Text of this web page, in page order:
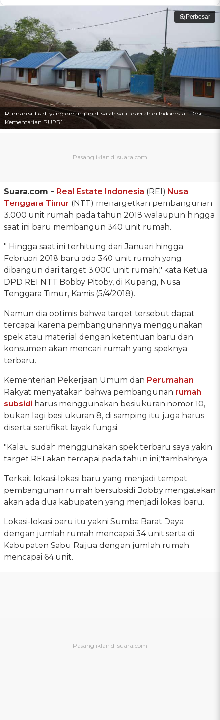
Perbesar
Rumah subsidi yang dibangun di salah satu daerah di Indonesia. [Dok
Kementerian PUPR]
Suara.com - Real Estate Indonesia (REI) Nusa
Tenggara Timur (NTT) menargetkan pembangunan
3.000 unit rumah pada tahun 2018 walaupun hingga
saat ini baru membangun 340 unit rumah.
" Hingga saat ini terhitung dari Januari hingga
Februari 2018 baru ada 340 unit rumah yang
dibangun dari target 3.000 unit rumah," kata Ketua
DPD REI NTT Bobby Pitoby, di Kupang, Nusa
Tenggara Timur, Kamis (5/4/2018).
Namun dia optimis bahwa target tersebut dapat
tercapai karena pembangunannya menggunakan
spek atau material dengan ketentuan baru dan
konsumen akan mencari rumah yang speknya
terbaru.
Kementerian Pekerjaan Umum dan Perumahan
Rakyat menyatakan bahwa pembangunan rumah
subsidi harus menggunakan besiukuran nomor 10,
bukan lagi besi ukuran 8, di samping itu juga harus
disertai sertifikat layak fungsi.
"Kalau sudah menggunakan spek terbaru saya yakin
target REI akan tercapai pada tahun ini,"tambahnya.
Terkait lokasi-lokasi baru yang menjadi tempat
pembangunan rumah bersubsidi Bobby mengatakan
akan ada dua kabupaten yang menjadi lokasi baru.
Lokasi-lokasi baru itu yakni Sumba Barat Daya
dengan jumlah rumah mencapai 34 unit serta di
Kabupaten Sabu Raijua dengan jumlah rumah
mencapai 64 unit.